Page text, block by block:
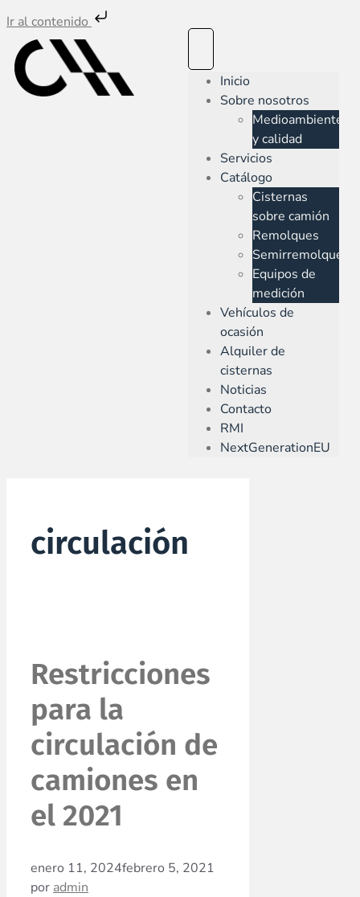
Ir al contenido
Inicio
Sobre nosotros
Medioambiente
y calidad
Servicios
Catálogo
Cisternas
sobre camión
Remolques
Semirremolques
Equipos de
medición
Vehículos de
ocasión
Alquiler de
cisternas
Noticias
Contacto
RMI
NextGenerationEU
circulación
Restricciones
para la
circulación de
camiones en
el 2021
enero 11, 2024febrero 5, 2021
por admin